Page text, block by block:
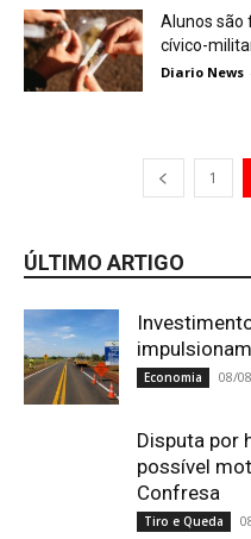
Alunos são
cívico-
Diario News
1
ÚLTIMO ARTIGO
Economia 08/
Disputa por
possível
Confresa
Tiro e Queda